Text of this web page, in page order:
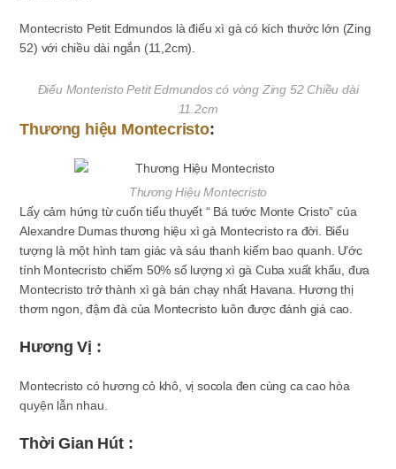
Montecristo Petit Edmundos là điếu xì gà có kích thước lớn (Zing
52) với chiều dài ngắn (11,2cm).
Điếu Monteristo Petit Edmundos có vòng Zing 52 Chiều dài
11.2cm
Thương hiệu Montecristo:
Thương Hiệu Montecristo
Lấy cảm hứng từ cuốn tiểu thuyết “ Bá tước Monte Cristo” của
Alexandre Dumas thương hiệu xì gà Montecristo ra đời. Biểu
tượng là một hình tam giác và sáu thanh kiếm bao quanh. Ước
tính Montecristo chiếm 50% số lượng xì gà Cuba xuất khẩu, đưa
Montecristo trở thành xì gà bán chạy nhất Havana. Hương thị
thơm ngon, đậm đà của Montecristo luôn được đánh giá cao.
Hương Vị :
Montecristo có hương cỏ khô, vị socola đen cùng ca cao hòa
quyện lẫn nhau.
Thời Gian Hút :